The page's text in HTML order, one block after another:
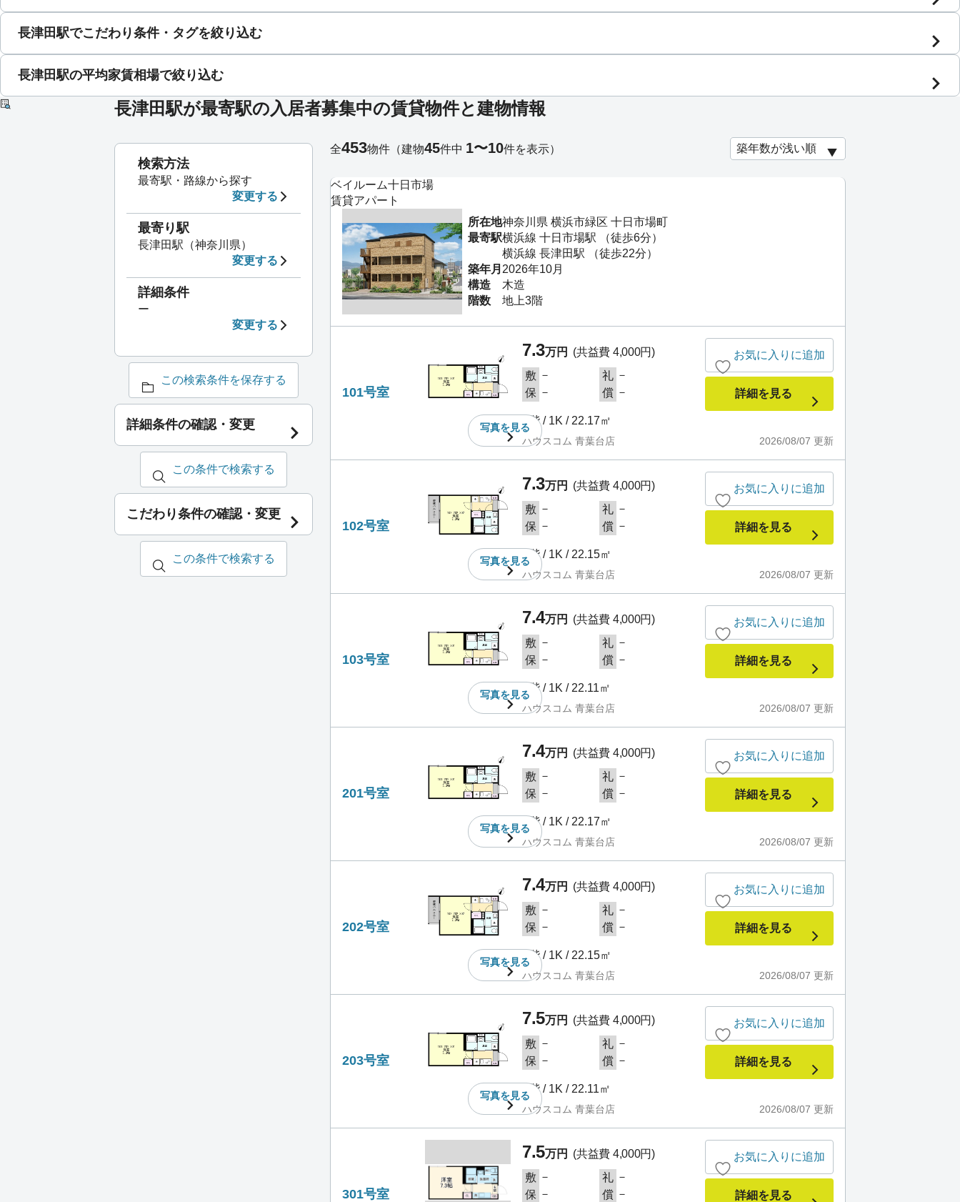
長津田駅でこだわり条件・タグを絞り込む
長津田駅の平均家賃相場で絞り込む
長津田駅が最寄駅の入居者募集中の賃貸物件と建物情報
ベイルーム十日市場
賃貸アパート
所在地神奈川県 横浜市緑区 十日市場町
最寄駅横浜線 十日市場駅 （徒歩6分）
横浜線 長津田駅 （徒歩22分）
築年月 2026年10月
構造
木造
階数
地上3階
101号室
写真を見る
7.3万円
(共益費 4,000円)
敷 － 礼 －
保 － 償 －
1階 / 1K / 22.17㎡
2026/08/07 更新
ハウスコム 青葉台店
お気に入りに追加
詳細を見る
102号室
写真を見る
7.3万円
(共益費 4,000円)
敷 － 礼 －
保 － 償 －
1階 / 1K / 22.15㎡
2026/08/07 更新
ハウスコム 青葉台店
お気に入りに追加
詳細を見る
103号室
写真を見る
7.4万円
(共益費 4,000円)
敷 － 礼 －
保 － 償 －
1階 / 1K / 22.11㎡
2026/08/07 更新
ハウスコム 青葉台店
お気に入りに追加
詳細を見る
201号室
写真を見る
7.4万円
(共益費 4,000円)
敷 － 礼 －
保 － 償 －
2階 / 1K / 22.17㎡
2026/08/07 更新
ハウスコム 青葉台店
お気に入りに追加
詳細を見る
202号室
写真を見る
7.4万円
(共益費 4,000円)
敷 － 礼 －
保 － 償 －
2階 / 1K / 22.15㎡
2026/08/07 更新
ハウスコム 青葉台店
お気に入りに追加
詳細を見る
203号室
写真を見る
7.5万円
(共益費 4,000円)
敷 － 礼 －
保 － 償 －
2階 / 1K / 22.11㎡
2026/08/07 更新
ハウスコム 青葉台店
お気に入りに追加
詳細を見る
301号室
7.5万円
(共益費 4,000円)
敷 － 礼 －
保 － 償 －
お気に入りに追加
詳細を見る
全453物件 （建物45件中 1〜10件を表示）
検索方法
最寄駅・路線から探す
変更する
最寄り駅
長津田駅（神奈川県）
変更する
詳細条件
ー
変更する
この検索条件を保存する
詳細条件の確認・変更
この条件で検索する
こだわり条件の確認・変更
この条件で検索する